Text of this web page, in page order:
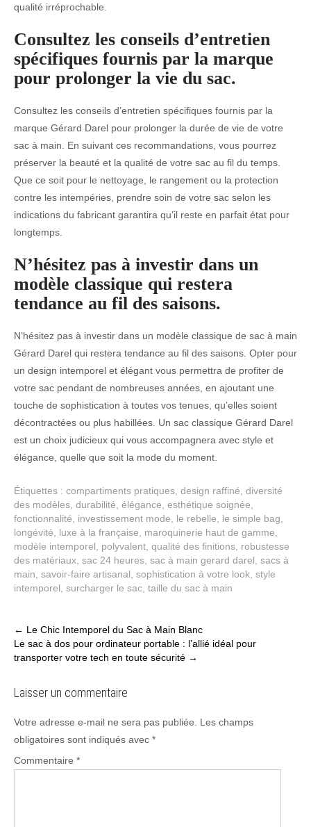
qualité irréprochable.
Consultez les conseils d’entretien
spécifiques fournis par la marque
pour prolonger la vie du sac.
Consultez les conseils d’entretien spécifiques fournis par la
marque Gérard Darel pour prolonger la durée de vie de votre
sac à main. En suivant ces recommandations, vous pourrez
préserver la beauté et la qualité de votre sac au fil du temps.
Que ce soit pour le nettoyage, le rangement ou la protection
contre les intempéries, prendre soin de votre sac selon les
indications du fabricant garantira qu’il reste en parfait état pour
longtemps.
N’hésitez pas à investir dans un
modèle classique qui restera
tendance au fil des saisons.
N’hésitez pas à investir dans un modèle classique de sac à main
Gérard Darel qui restera tendance au fil des saisons. Opter pour
un design intemporel et élégant vous permettra de profiter de
votre sac pendant de nombreuses années, en ajoutant une
touche de sophistication à toutes vos tenues, qu’elles soient
décontractées ou plus habillées. Un sac classique Gérard Darel
est un choix judicieux qui vous accompagnera avec style et
élégance, quelle que soit la mode du moment.
Étiquettes : compartiments pratiques design raffiné diversité
des modèles durabilité élégance esthétique soignée
fonctionnalité
investissement mode le rebelle le simple bag
longévité
luxe à la française maroquinerie haut de gamme
modèle intemporel
polyvalent qualité des finitions robustesse
des matériaux sac 24 heures sac à main gerard darel sacs à
main savoir-faire artisanal sophistication à votre look style
intemporel surcharger le sac taille du sac à main
Post
navigation
← Le Chic Intemporel du Sac à Main Blanc
Le sac à dos pour ordinateur portable : l’allié idéal pour
transporter votre tech en toute sécurité →
Laisser un commentaire
Votre adresse e-mail ne sera pas publiée.
Les champs
obligatoires sont indiqués avec *
Commentaire *